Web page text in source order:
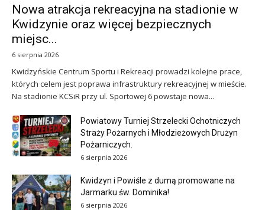
Nowa atrakcja rekreacyjna na stadionie w
Kwidzynie oraz więcej bezpiecznych
miejsc...
6 sierpnia 2026
Kwidzyńskie Centrum Sportu i Rekreacji prowadzi kolejne prace,
których celem jest poprawa infrastruktury rekreacyjnej w mieście.
Na stadionie KCSiR przy ul. Sportowej 6 powstaje nowa...
Powiatowy Turniej Strzelecki Ochotniczych
Straży Pożarnych i Młodzieżowych Drużyn
Pożarniczych.
6 sierpnia 2026
Kwidzyn i Powiśle z dumą promowane na
Jarmarku św. Dominika!
6 sierpnia 2026